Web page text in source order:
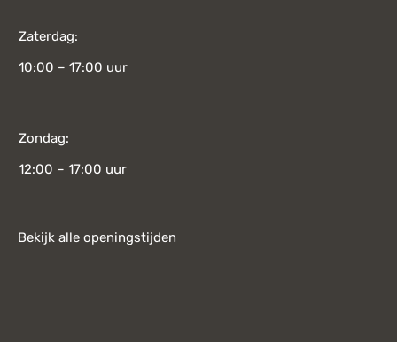
Zaterdag:
10:00 – 17:00 uur
Zondag:
12:00 – 17:00 uur
Bekijk alle openingstijden